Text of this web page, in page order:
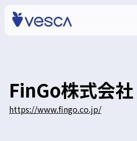
FinGo株式会社
https://www.fingo.co.jp/